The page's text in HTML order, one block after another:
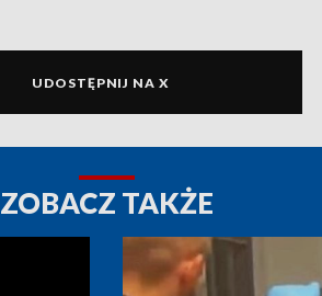
UDOSTĘPNIJ NA X
ZOBACZ TAKŻE